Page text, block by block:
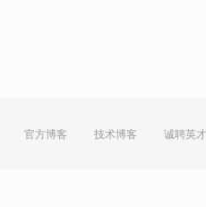
官方博客 技术博客 诚聘英才